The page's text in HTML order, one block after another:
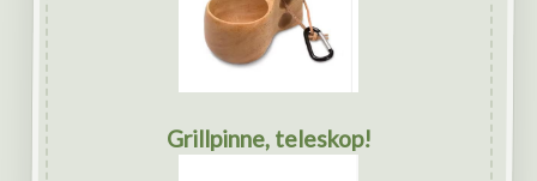
Grillpinne, teleskop!